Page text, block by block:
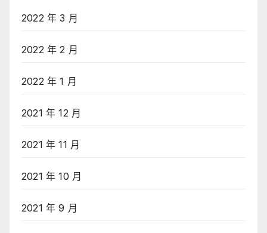
2022 年 3 月
2022 年 2 月
2022 年 1 月
2021 年 12 月
2021 年 11 月
2021 年 10 月
2021 年 9 月